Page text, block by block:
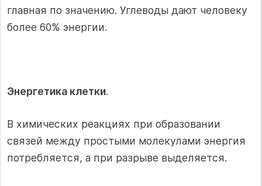
главная по значению. Углеводы дают человеку
более 60% энергии.
Энергетика клетки.
В химических реакциях при образовании
связей между простыми молекулами энергия
потребляется, а при разрыве выделяется.